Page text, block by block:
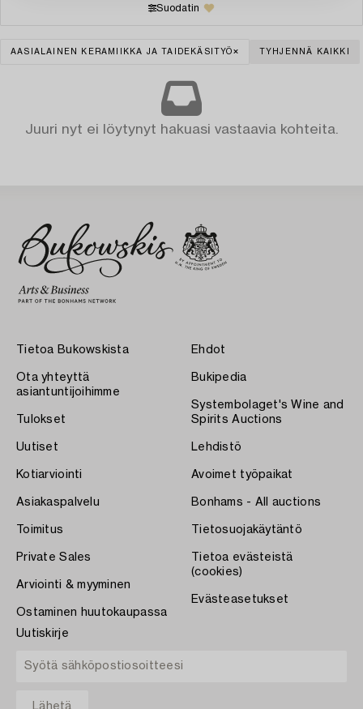
Suodatin
AASIALAINEN KERAMIIKKA JA TAIDEKÄSITYÖ TYHJENNÄ KAIKKI
Juuri nyt ei löytynyt hakuasi vastaavia kohteita.
Tietoa Bukowskista
Ota yhteyttä
asiantuntijoihimme
Tulokset
Uutiset
Kotiarviointi
Asiakaspalvelu
Toimitus
Private Sales
Arviointi & myyminen
Ostaminen huutokaupassa
Ehdot
Bukipedia
Systembolaget's Wine and
Spirits Auctions
Lehdistö
Avoimet työpaikat
Bonhams - All auctions
Tietosuojakäytäntö
Tietoa evästeistä
(cookies)
Evästeasetukset
Uutiskirje